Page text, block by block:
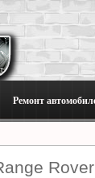
Ремонт